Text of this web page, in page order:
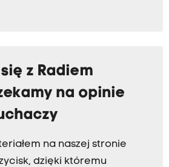
z Radiem
na opinie
na naszej stronie
dzięki któremu